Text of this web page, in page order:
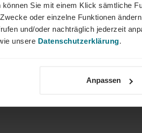
Sie mit einem Klick sämtliche
oder einzelne Funktionen
und/oder nachträglich jederzeit
unsere Datenschutzerklärung.
Anpassen